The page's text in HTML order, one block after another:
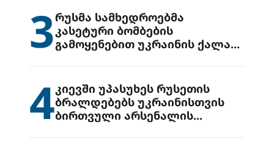
3რუსმა სამხედროებმა
კასეტური ბომბების
გამოყენებით უკრაინის ქალაქ
4კიევში უპასუხეს რუსეთის
ბრალდებებს უკრაინისთვის
ბირთვული არსენალის